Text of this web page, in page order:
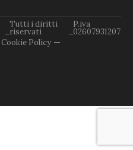
Tutti i diritti
riservati
P.iva
02607931207
Cookie Policy